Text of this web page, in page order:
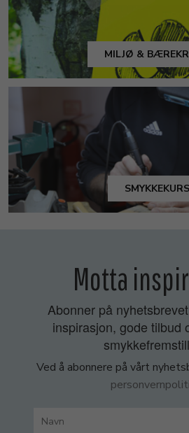
MILJØ &
SMYKKEKURS
Motta
Abonner på
inspirasjon, gode tilbud
Ved å abonnere på vårt